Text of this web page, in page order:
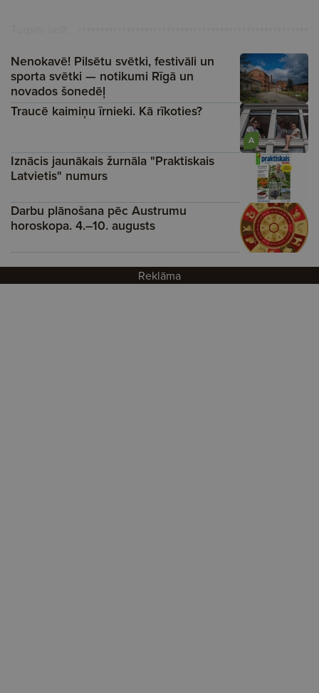
Nenokavē! Pilsētu svētki, festivāli un
sporta svētki — notikumi Rīgā un
novados šonedēļ
A
Traucē kaimiņu īrnieki. Kā rīkoties?
Iznācis jaunākais žurnāla "Praktiskais
Latvietis" numurs
Darbu plānošana pēc Austrumu
horoskopa. 4.–10. augusts
Reklāma